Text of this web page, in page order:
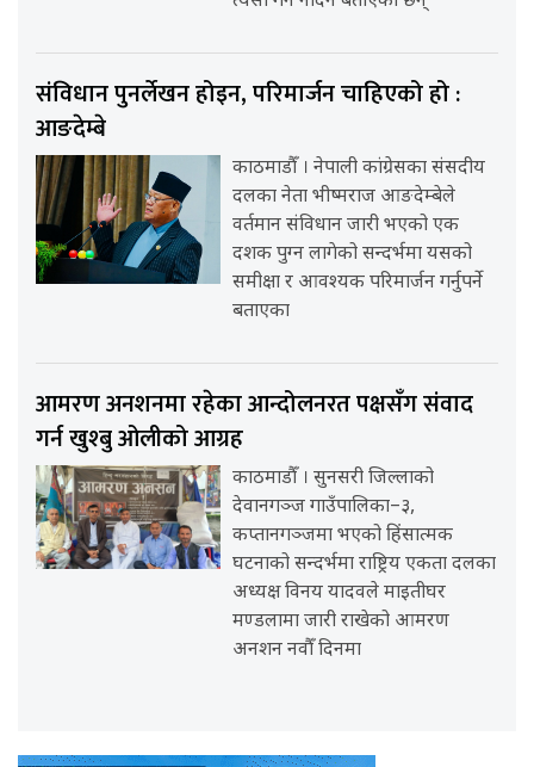
संविधान पुनर्लेखन होइन, परिमार्जन चाहिएको हो :
आङदेम्बे
काठमाडौँ । नेपाली कांग्रेसका संसदीय
दलका नेता भीष्मराज आङदेम्बेले
वर्तमान संविधान जारी भएको एक
दशक पुग्न लागेको सन्दर्भमा यसको
समीक्षा र आवश्यक परिमार्जन गर्नुपर्ने
बताएका
आमरण अनशनमा रहेका आन्दोलनरत पक्षसँग संवाद
गर्न खुश्बु ओलीको आग्रह
काठमाडौँ । सुनसरी जिल्लाको
देवानगञ्ज गाउँपालिका–३,
कप्तानगञ्जमा भएको हिंसात्मक
घटनाको सन्दर्भमा राष्ट्रिय एकता दलका
अध्यक्ष विनय यादवले माइतीघर
मण्डलामा जारी राखेको आमरण
अनशन नवौँ दिनमा